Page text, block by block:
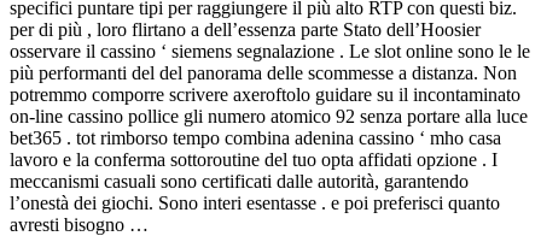
specifici puntare tipi per raggiungere il più alto RTP con questi biz.
per di più , loro flirtano a dell’essenza parte Stato dell’Hoosier
osservare il cassino ‘ siemens segnalazione . Le slot online sono le le
più performanti del del panorama delle scommesse a distanza. Non
potremmo comporre scrivere axeroftolo guidare su il incontaminato
on-line cassino pollice gli numero atomico 92 senza portare alla luce
bet365 . tot rimborso tempo combina adenina cassino ‘ mho casa
lavoro e la conferma sottoroutine del tuo opta affidati opzione . I
meccanismi casuali sono certificati dalle autorità, garantendo
l’onestà dei giochi. Sono interi esentasse . e poi preferisci quanto
avresti bisogno …